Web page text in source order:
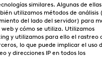
similares. Algunas de
utilizamos métodos de análisis
del lado del servidor) para
y cómo se utiliza. Utilizamos
y utilizamos para ello el rastreo
lo que puede implicar el uso
y direcciones IP en todos los